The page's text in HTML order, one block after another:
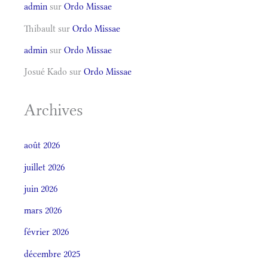
admin sur Ordo Missae
Thibault sur Ordo Missae
admin sur Ordo Missae
Josué Kado sur Ordo Missae
Archives
août 2026
juillet 2026
juin 2026
mars 2026
février 2026
décembre 2025